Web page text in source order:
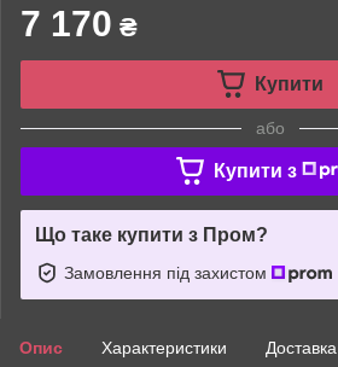
7 170 ₴
Купити
або
Купити з
Що таке купити з Пром?
Замовлення під захистом
Опис Характеристики Доставка